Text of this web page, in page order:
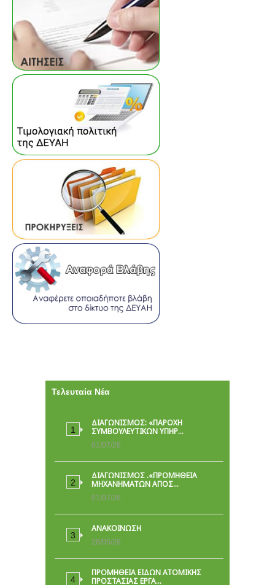
Τελευταία Νέα
ΔΙΑΓΩΝΙΣΜΟΣ: «ΠΑΡΟΧΉ
ΣΥΜΒΟΥΛΕΥΤΙΚΏΝ ΥΠΗΡ…
01/07/26
ΔΙΑΓΩΝΙΣΜΟΣ .«ΠΡΟΜΗΘΕΙΑ
ΜΗΧΑΝΗΜΑΤΩΝ ΑΠΟΣ…
01/07/26
ΑΝΑΚΟΙΝΩΣΗ
28/05/26
ΠΡΟΜΉΘΕΙΑ ΕΙΔΏΝ ΑΤΟΜΙΚΉΣ
ΠΡΟΣΤΑΣΊΑΣ ΕΡΓΑ…